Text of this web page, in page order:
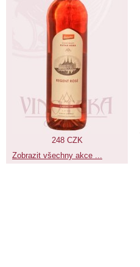
248 CZK
Zobrazit všechny akce ...